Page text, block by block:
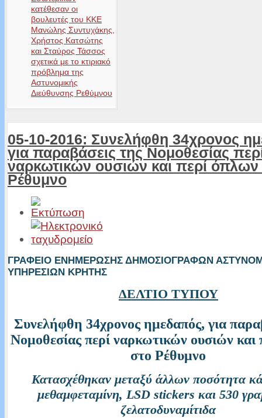
κατέθεσαν οι
βουλευτές του ΚΚΕ
Μανώλης Συντυχάκης,
Χρήστος Κατσώτης
και Σταύρος Τάσσος
σχετικά με το κτιριακό
πρόβλημα της
Αστυνομικής
Διεύθυνσης Ρεθύμνου
05-10-2016: Συνελήφθη 34χρονος
για παραβάσεις της Νομοθεσίας
ναρκωτικών ουσιών και περί όπλων
Ρέθυμνο
ΓΡΑΦΕΙΟ ΕΝΗΜΕΡΩΣΗΣ ΔΗΜΟΣΙΟΓΡΑΦΩΝ
ΥΠΗΡΕΣΙΩΝ ΚΡΗΤΗΣ
ΔΕΛΤΙΟ ΤΥΠΟΥ
Συνελήφθη 34χρονος ημεδαπός, για
Νομοθεσίας περί ναρκωτικών ουσιών και
στο Ρέθυμνο
Κατασχέθηκαν μεταξύ άλλων ποσότητα
μεθαμφεταμίνη, LSD stickers και 530
ζελατοδυναμίτιδα